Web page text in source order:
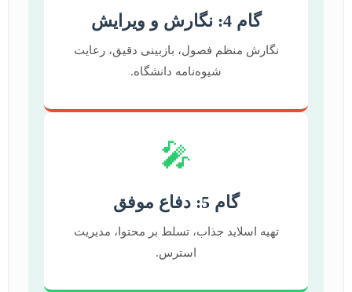
گام 4: نگارش و ویرایش
نگارش منظم فصول، بازبینی دقیق، رعایت
شیوه‌نامه دانشگاه.
🎤
گام 5: دفاع موفق
تهیه اسلاید جذاب، تسلط بر محتوا، مدیریت
استرس.